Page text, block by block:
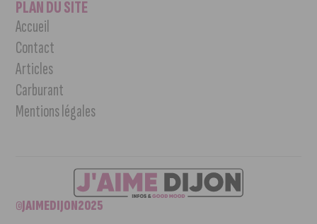
PLAN DU SITE
Accueil
Contact
Articles
Carburant
Mentions légales
©JAIMEDIJON2025